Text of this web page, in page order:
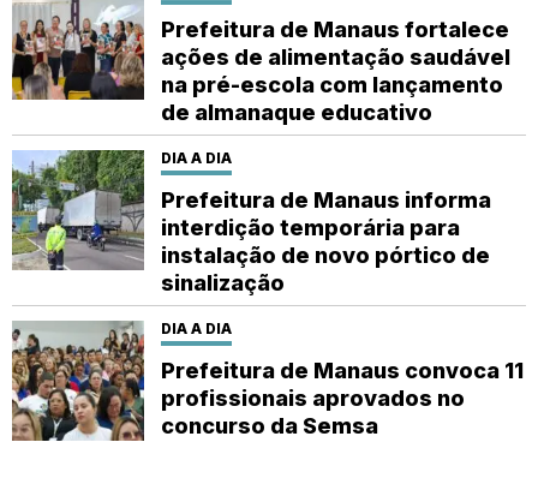
Prefeitura de Manaus fortalece
ações de alimentação saudável
na pré-escola com lançamento
de almanaque educativo
DIA A DIA
Prefeitura de Manaus informa
interdição temporária para
instalação de novo pórtico de
sinalização
DIA A DIA
Prefeitura de Manaus convoca 11
profissionais aprovados no
concurso da Semsa